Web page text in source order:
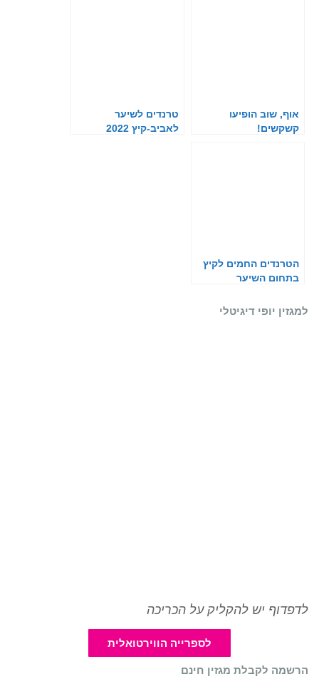
אוף, שוב הופיעו
קשקשים!
טרנדים לשיער
לאביב-קיץ 2022
הטרנדים החמים לקיץ
בתחום השיער
למגזין יופי דיגיטלי
לדפדוף יש להקליק על הכריכה
לספרייה הווירטואלית
הרשמה לקבלת מגזין חינם